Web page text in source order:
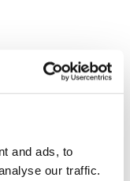
and ads, to
our traffic.